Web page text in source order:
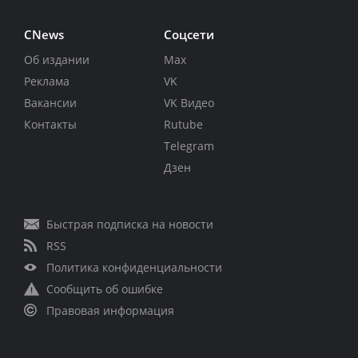
CNews
Об издании
Реклама
Вакансии
Контакты
Соцсети
Max
VK
VK Видео
Rutube
Telegram
Дзен
Быстрая подписка на новости
RSS
Политика конфиденциальности
Сообщить об ошибке
Правовая информация